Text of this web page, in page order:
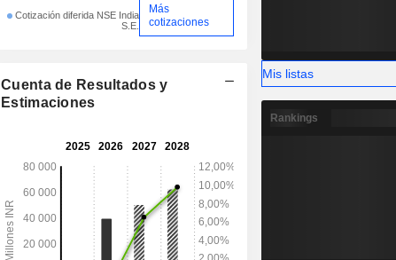
Cotización diferida NSE India
S.E.
Más
cotizaciones
Cuenta de Resultados y
Estimaciones
Mis listas
Rankings